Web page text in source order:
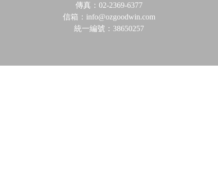
傳真：02-2369-6377
信箱：info@ozgoodwin.com
統一編號：38650257